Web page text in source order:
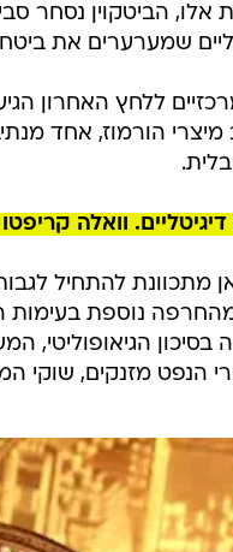
שמערערים את
ללחץ האחרון
מיצרי הורמוז, אחד
וואלה
מתכוונת להתחיל
נוספת בעימות
בסיכון
הנפט מזנקים, שוקי